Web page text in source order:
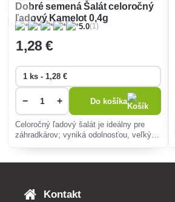
Dobré semená Šalát celoročný
ľadový Kamelot 0,4g
5.0(1)
1,28 €
− + Do košíka
Celoročný ľadový šalát je ideálny pre
záhradkárov; vyniká odolnosťou, veľkými
Kontakt